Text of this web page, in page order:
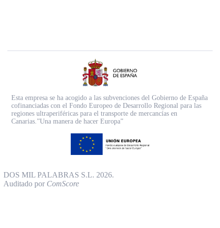
Esta empresa se ha acogido a las subvenciones del Gobierno de España
cofinanciadas con el Fondo Europeo de Desarrollo Regional para las
regiones ultraperiféricas para el transporte de mercancías en
Canarias.”Una manera de hacer Europa”
DOS MIL PALABRAS S.L. 2026.
Auditado por ComScore